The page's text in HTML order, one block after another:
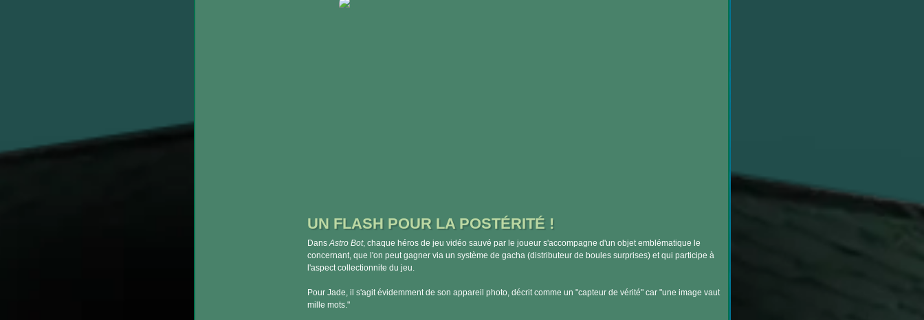
UN FLASH POUR LA POSTÉRITÉ !
DansAstro Bot, chaque héros de jeu vidéo sauvé par le joueur s'accompagne d'un objet emblématique le
concernant, que l'on peut gagner via un système de gacha (distributeur de boules surprises) et qui participe à
l'aspect collectionnite du jeu.
Pour Jade, il s'agit évidemment de son appareil photo, décrit comme un "capteur de vérité" car "une image vaut
mille mots."